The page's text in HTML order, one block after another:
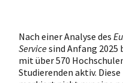
Nach einer Analyse des
Servicesind Anfang 2025
mit über 570
Studierenden aktiv.